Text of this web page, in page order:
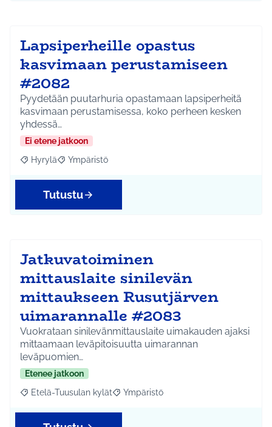
Lapsiperheille opastus
kasvimaan perustamiseen
#2082
Pyydetään puutarhuria opastamaan lapsiperheitä
kasvimaan perustamisessa, koko perheen kesken
yhdessä…
Ei etene jatkoon
Rajaa tulokset aihepiirin mukaan: Hyrylä
Hyrylä Rajaa tulokset teeman mukaan: Ympäristö
Ympäristö
Tutustu
Jatkuvatoiminen
mittauslaite sinilevän
mittaukseen Rusutjärven
uimarannalle #2083
Vuokrataan sinilevänmittauslaite uimakauden ajaksi
mittaamaan leväpitoisuutta uimarannan
leväpuomien…
Etenee jatkoon
Rajaa tulokset aihepiirin mukaan: Etelä-Tuusulan kylät
Etelä-Tuusulan kylät Rajaa tulokset teeman mukaan:
Ympäristö